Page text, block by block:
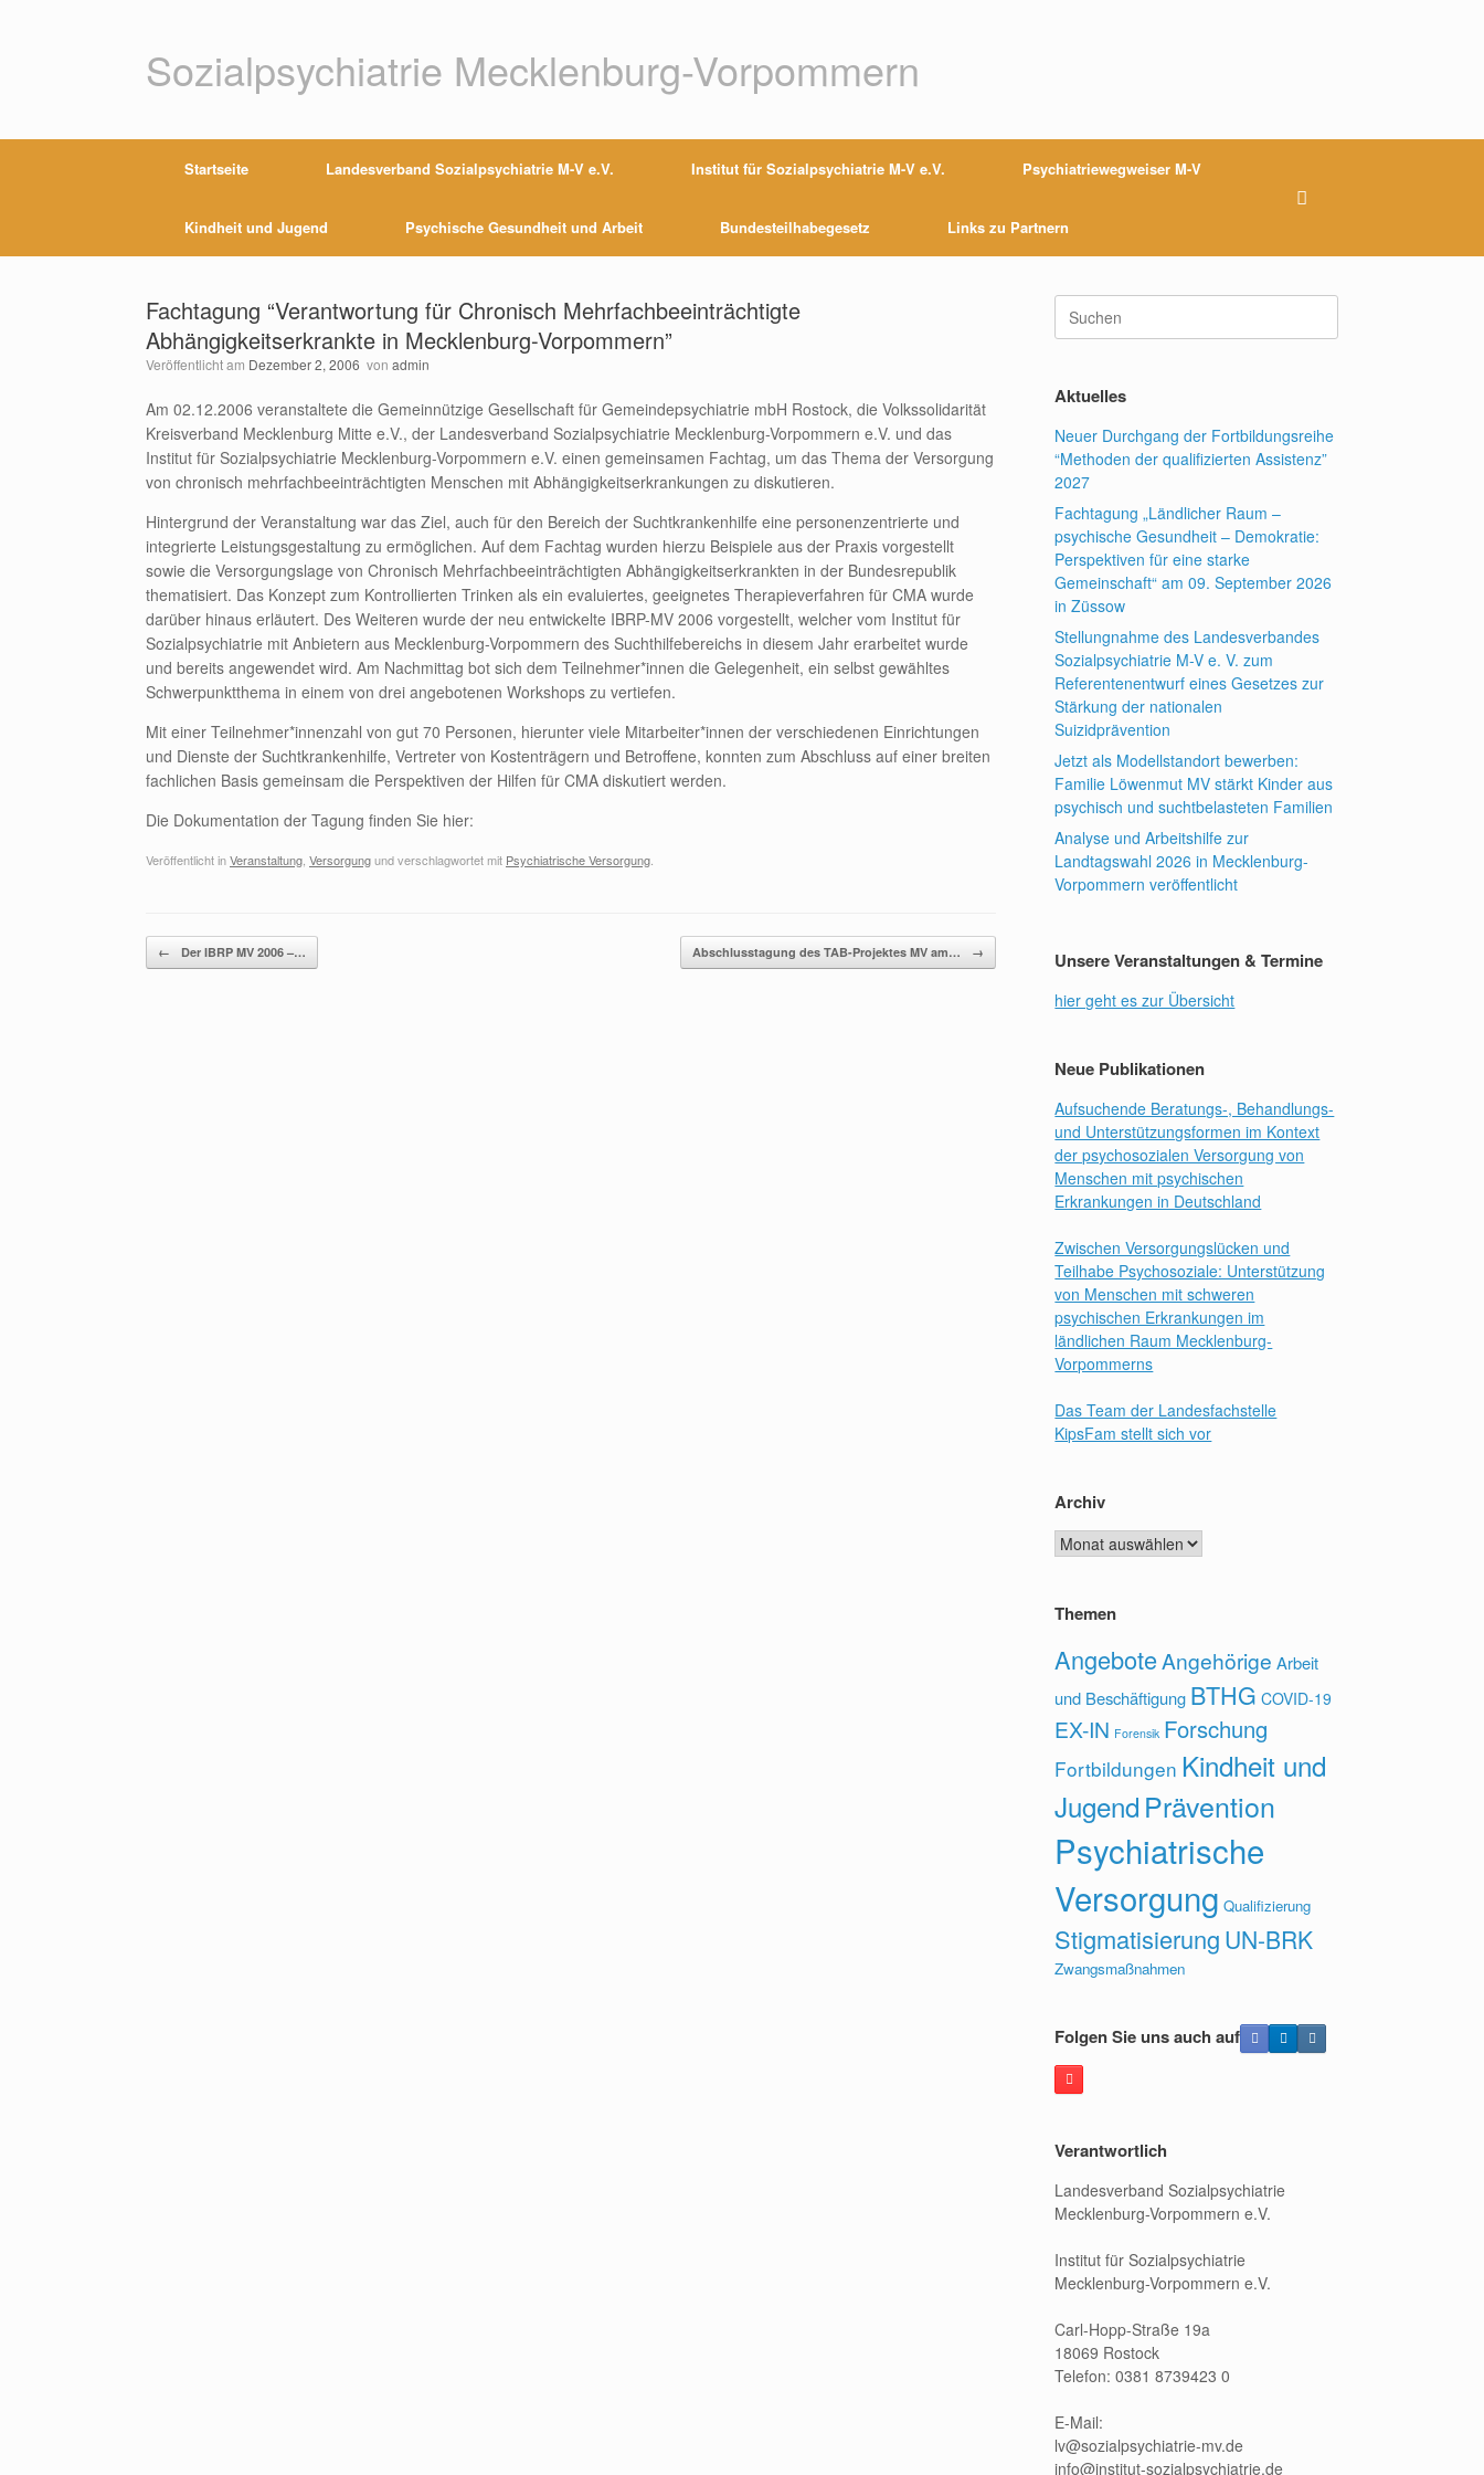
Sozialpsychiatrie Mecklenburg-Vorpommern
Startseite Landesverband Sozialpsychiatrie M-V e.V. Institut für Sozialpsychiatrie M-V e.V. Psychiatriewegweiser M-V
Kindheit und Jugend Psychische Gesundheit und Arbeit Bundesteilhabegesetz Links zu Partnern
Fachtagung “Verantwortung für Chronisch Mehrfachbeeinträchtigte
Abhängigkeitserkrankte in Mecklenburg-Vorpommern”
Veröffentlicht am Dezember 2, 2006 von admin
Am 02.12.2006 veranstaltete die Gemeinnützige Gesellschaft für Gemeindepsychiatrie mbH Rostock, die Volkssolidarität
Kreisverband Mecklenburg Mitte e.V., der Landesverband Sozialpsychiatrie Mecklenburg-Vorpommern e.V. und das
Institut für Sozialpsychiatrie Mecklenburg-Vorpommern e.V. einen gemeinsamen Fachtag, um das Thema der Versorgung
von chronisch mehrfachbeeinträchtigten Menschen mit Abhängigkeitserkrankungen zu diskutieren.
Hintergrund der Veranstaltung war das Ziel, auch für den Bereich der Suchtkrankenhilfe eine personenzentrierte und
integrierte Leistungsgestaltung zu ermöglichen. Auf dem Fachtag wurden hierzu Beispiele aus der Praxis vorgestellt
sowie die Versorgungslage von Chronisch Mehrfachbeeinträchtigten Abhängigkeitserkrankten in der Bundesrepublik
thematisiert. Das Konzept zum Kontrollierten Trinken als ein evaluiertes, geeignetes Therapieverfahren für CMA wurde
darüber hinaus erläutert. Des Weiteren wurde der neu entwickelte IBRP-MV 2006 vorgestellt, welcher vom Institut für
Sozialpsychiatrie mit Anbietern aus Mecklenburg-Vorpommern des Suchthilfebereichs in diesem Jahr erarbeitet wurde
und bereits angewendet wird. Am Nachmittag bot sich dem Teilnehmer*innen die Gelegenheit, ein selbst gewähltes
Schwerpunktthema in einem von drei angebotenen Workshops zu vertiefen.
Mit einer Teilnehmer*innenzahl von gut 70 Personen, hierunter viele Mitarbeiter*innen der verschiedenen Einrichtungen
und Dienste der Suchtkrankenhilfe, Vertreter von Kostenträgern und Betroffene, konnten zum Abschluss auf einer breiten
fachlichen Basis gemeinsam die Perspektiven der Hilfen für CMA diskutiert werden.
Die Dokumentation der Tagung finden Sie hier:
Veröffentlicht inVeranstaltung Versorgungund verschlagwortet mit Psychiatrische Versorgung
Beitragsnavigation
← Der IBRP MV 2006 –… Abschlusstagung des TAB-Projektes MV am… →
nach:
Aktuelles
Neuer Durchgang der Fortbildungsreihe
“Methoden der qualifizierten Assistenz”
2027
Fachtagung „Ländlicher Raum –
psychische Gesundheit – Demokratie:
Perspektiven für eine starke
Gemeinschaft“ am 09. September 2026
in Züssow
Stellungnahme des Landesverbandes
Sozialpsychiatrie M-V e. V. zum
Referentenentwurf eines Gesetzes zur
Stärkung der nationalen
Suizidprävention
Jetzt als Modellstandort bewerben:
Familie Löwenmut MV stärkt Kinder aus
psychisch und suchtbelasteten Familien
Analyse und Arbeitshilfe zur
Landtagswahl 2026 in Mecklenburg-
Vorpommern veröffentlicht
Unsere Veranstaltungen & Termine
hier geht es zur Übersicht
Neue Publikationen
Aufsuchende Beratungs-, Behandlungs-
und Unterstützungsformen im Kontext
der psychosozialen Versorgung von
Menschen mit psychischen
Erkrankungen in Deutschland
Zwischen Versorgungslücken und
Teilhabe Psychosoziale: Unterstützung
von Menschen mit schweren
psychischen Erkrankungen im
ländlichen Raum Mecklenburg-
Vorpommerns
Das Team der Landesfachstelle
KipsFam stellt sich vor
Archiv
Archiv
Themen
AngeboteAngehörige Arbeit
und Beschäftigung BTHG COVID-19
EX-IN Forensik Forschung
Fortbildungen Kindheit und
Jugend Prävention
Psychiatrische
Versorgung Qualifizierung
Stigmatisierung UN-BRK
Zwangsmaßnahmen
Folgen Sie uns auch auf
Verantwortlich
Landesverband Sozialpsychiatrie
Mecklenburg-Vorpommern e.V.
Institut für Sozialpsychiatrie
Mecklenburg-Vorpommern e.V.
Carl-Hopp-Straße 19a
18069 Rostock
Telefon: 0381 8739423 0
E-Mail:
lv@sozialpsychiatrie-mv.de
info@institut-sozialpsychiatrie.de